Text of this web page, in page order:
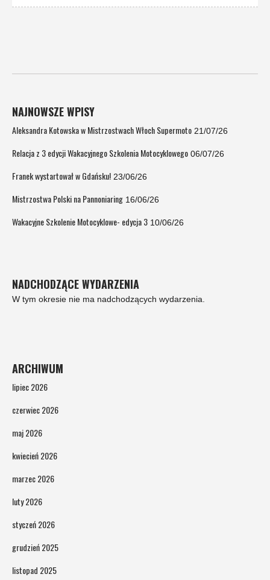
NAJNOWSZE WPISY
Aleksandra Kotowska w Mistrzostwach Włoch Supermoto 21/07/26
Relacja z 3 edycji Wakacyjnego Szkolenia Motocyklowego 06/07/26
Franek wystartował w Gdańsku! 23/06/26
Mistrzostwa Polski na Pannoniaring 16/06/26
Wakacyjne Szkolenie Motocyklowe- edycja 3 10/06/26
NADCHODZĄCE WYDARZENIA
W tym okresie nie ma nadchodzących wydarzenia.
ARCHIWUM
lipiec 2026
czerwiec 2026
maj 2026
kwiecień 2026
marzec 2026
luty 2026
styczeń 2026
grudzień 2025
listopad 2025